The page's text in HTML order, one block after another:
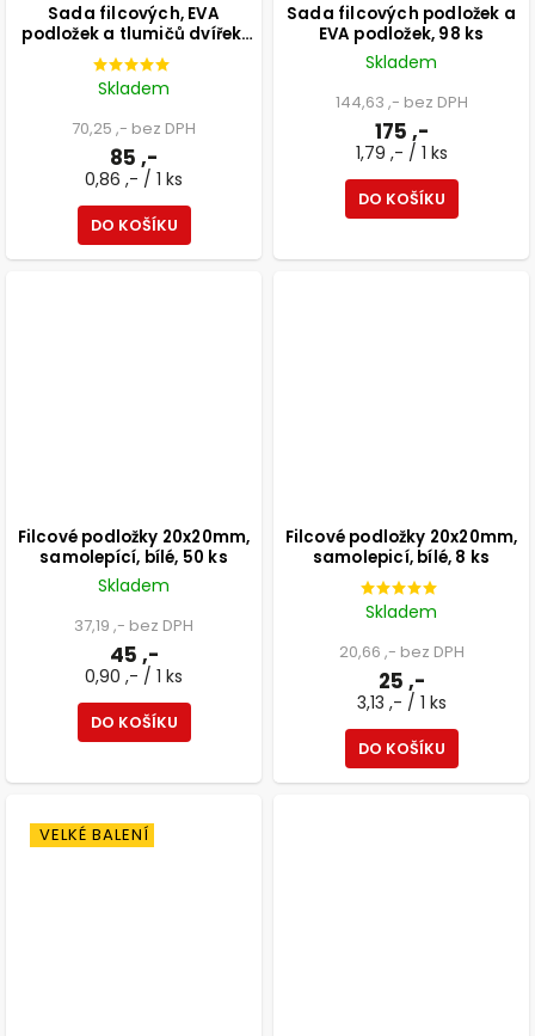
Sada filcových, EVA
podložek a tlumičů dvířek,
černá, 99 ks
Skladem
70,25 ,- bez DPH
85 ,-
0,86 ,- / 1 ks
DO KOŠÍKU
Sada filcových podložek a
EVA podložek, 98 ks
Skladem
144,63 ,- bez DPH
175 ,-
1,79 ,- / 1 ks
DO KOŠÍKU
Filcové podložky 20x20mm,
samolepící, bílé, 50 ks
Skladem
37,19 ,- bez DPH
45 ,-
0,90 ,- / 1 ks
DO KOŠÍKU
Filcové podložky 20x20mm,
samolepicí, bílé, 8 ks
Skladem
20,66 ,- bez DPH
25 ,-
3,13 ,- / 1 ks
DO KOŠÍKU
VELKÉ BALENÍ